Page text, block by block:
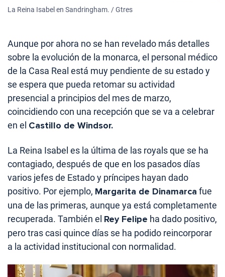
La Reina Isabel en Sandringham. / Gtres
Aunque por ahora no se han revelado más detalles
sobre la evolución de la monarca, el personal médico
de la Casa Real está muy pendiente de su estado y
se espera que pueda retomar su actividad
presencial a principios del mes de marzo,
coincidiendo con una recepción que se va a celebrar
en el Castillo de Windsor.
La Reina Isabel es la última de las royals que se ha
contagiado, después de que en los pasados días
varios jefes de Estado y príncipes hayan dado
positivo. Por ejemplo, Margarita de Dinamarca fue
una de las primeras, aunque ya está completamente
recuperada. También el Rey Felipe ha dado positivo,
pero tras casi quince días se ha podido reincorporar
a la actividad institucional con normalidad.